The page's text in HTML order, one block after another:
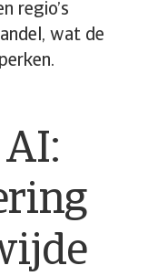
regio’s
wat de